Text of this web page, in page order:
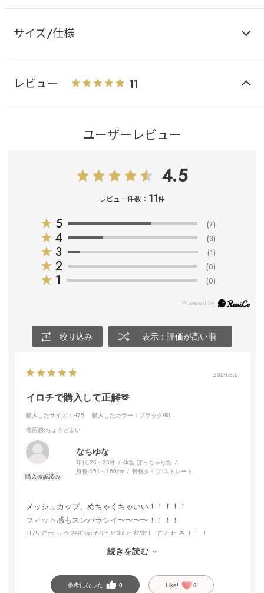
サイズ/仕様
レビュー 11
ユーザーレビュー
4.5
レビュー件数： 11件
★ 5 (7)
★ 4 (3)
★ 3 (1)
★ 2 (0)
★ 1 (0)
絞り込み 表示：評価が高い順
2026.8.2
イロチで購入して正解🫶
購入したサイズ：H75 購入したカラー：ブラック/BL
着用感:ちょうどよい
なちゆな
年代:26～35才 体型:ぽっちゃり型
身長:151～160cm 骨格タイプ: ストレート
メッシュカップ、めちゃくちゃいい！！！！！
フィット感もスンバラシイ〜〜〜〜！！！！
H75でホック2段3列だけど割と安定してくれる！！！
デザインもかわええ〜〜〜〜最高〜〜！！
続きを読む
参考になった 0 Like! 0